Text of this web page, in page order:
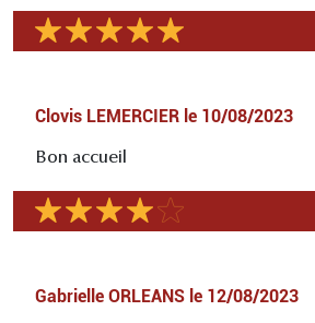
Clovis LEMERCIER le 10/08/2023
Bon accueil
Gabrielle ORLEANS le 12/08/2023